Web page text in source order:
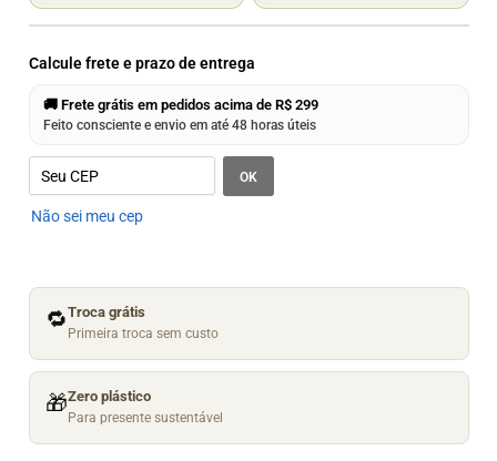
Calcule frete e prazo de entrega
🚚 Frete grátis em pedidos acima de R$ 299
Feito consciente e envio em até 48 horas úteis
OK
Não sei meu cep
🔁Troca grátis
Primeira troca sem custo
🎁Zero plástico
Para presente sustentável